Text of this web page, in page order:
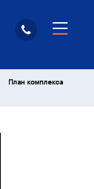
План комплекса